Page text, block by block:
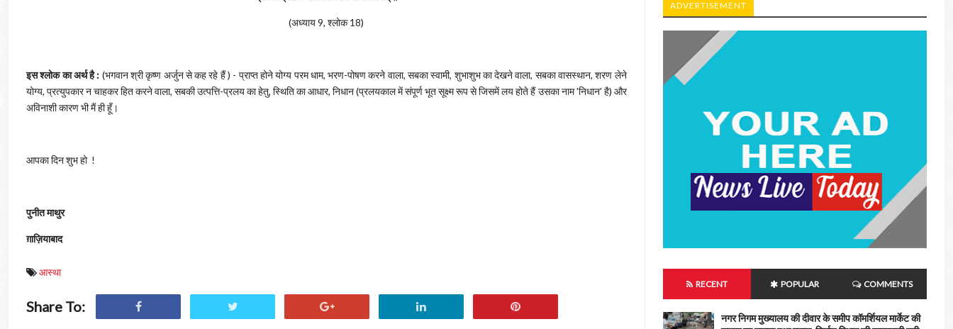
(अध्याय 9, श्लोक 18)
इस श्लोक का अर्थ है : (भगवान श्री कृष्ण अर्जुन से कह रहे हैं ) - प्राप्त होने योग्य परम धाम, भरण-पोषण करने वाला, सबका स्वामी, शुभाशुभ का देखने वाला, सबका वासस्थान, शरण लेने
योग्य, प्रत्युपकार न चाहकर हित करने वाला, सबकी उत्पत्ति-प्रलय का हेतु, स्थिति का आधार, निधान (प्रलयकाल में संपूर्ण भूत सूक्ष्म रूप से जिसमें लय होते हैं उसका नाम 'निधान' है) और
अविनाशी कारण भी मैं ही हूँ।
आपका दिन शुभ हो !
पुनीत माथुर
ग़ाज़ियाबाद
आस्था
Share To:
ADVERTISEMENT
RECENT POPULAR COMMENTS
नगर निगम मुख्यालय की दीवार के समीप कॉमर्शियल मार्केट की